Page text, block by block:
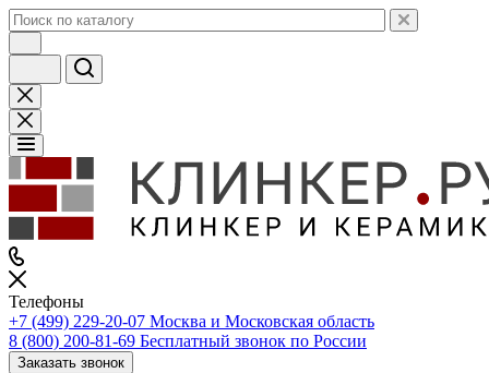
Телефоны
+7 (499) 229-20-07 Москва и Московская область
8 (800) 200-81-69 Бесплатный звонок по России
Заказать звонок